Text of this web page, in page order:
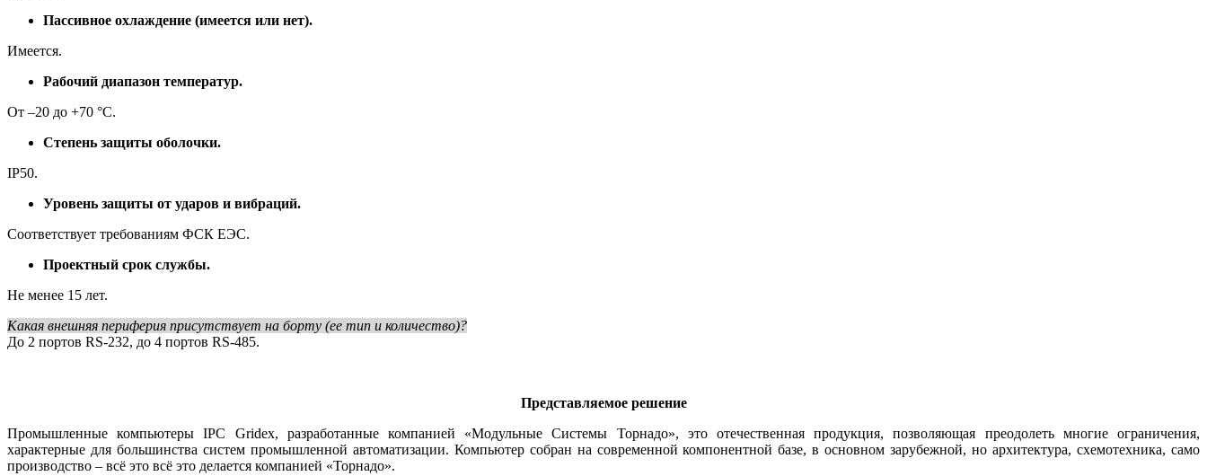
Пассивное охлаждение (имеется или нет).
Имеется.
Рабочий диапазон температур.
От –20 до +70 °C.
Степень защиты оболочки.
IP50.
Уровень защиты от ударов и вибраций.
Соответствует требованиям ФСК ЕЭС.
Проектный срок службы.
Не менее 15 лет.
Какая внешняя периферия присутствует на борту (ее тип и количе­ство)?
До 2 портов RS‑232, до 4 портов RS‑485.
Представляемое решение
Промышленные компьютеры IPC Gridex, разработанные компанией «Модульные Системы Торнадо», это отечественная продукция, позволяющая преодолеть многие ограничения,
характерные для большинства систем промышленной автоматизации. Компьютер собран на современной компонентной базе, в основном зарубежной, но архитектура, схемотехника, само
производство – всё это всё это делается компанией «Торнадо».